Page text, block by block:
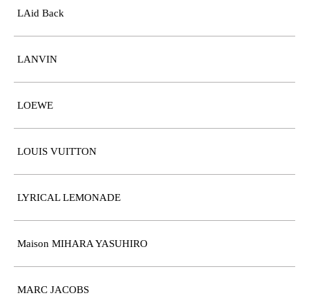
LAid Back
LANVIN
LOEWE
LOUIS VUITTON
LYRICAL LEMONADE
Maison MIHARA YASUHIRO
MARC JACOBS